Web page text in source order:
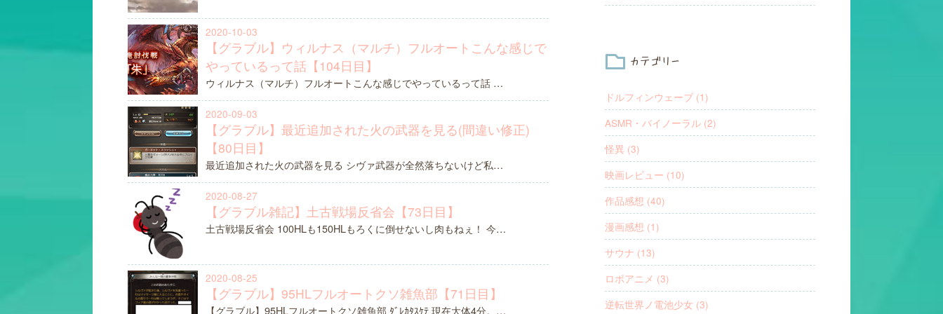
2020-10-03
【グラブル】ウィルナス（マルチ）フルオートこんな感じで
やっているって話【104日目】
ウィルナス（マルチ）フルオートこんな感じでやっているって話 …
2020-09-03
【グラブル】最近追加された火の武器を見る(間違い修正)
【80日目】
最近追加された火の武器を見る シヴァ武器が全然落ちないけど私…
2020-08-27
【グラブル雑記】土古戦場反省会【73日目】
土古戦場反省会 100HLも150HLもろくに倒せないし肉もねぇ！ 今…
2020-08-25
【グラブル】95HLフルオートクソ雑魚部【71日目】
【グラブル】95HLフルオートクソ雑魚部 ﾀﾞﾚｶﾀｽｹﾃ 現在大体4分。…
カテゴリー
ドルフィンウェーブ (1)
ASMR・バイノーラル (2)
怪異 (3)
映画レビュー (10)
作品感想 (40)
漫画感想 (1)
サウナ (13)
ロボアニメ (3)
逆転世界ノ電池少女 (3)